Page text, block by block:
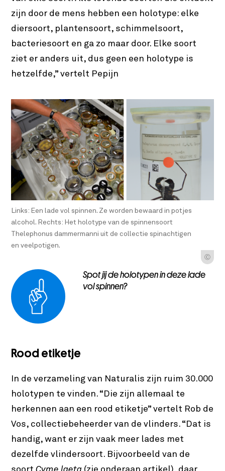
zijn door de mens hebben een holotype: elke
diersoort, plantensoort, schimmelsoort,
bacteriesoort en ga zo maar door. Elke soort
ziet er anders uit, dus geen een holotype is
hetzelfde,” vertelt Pepijn
Links: Een lade vol spinnen. Ze worden bewaard in potjes
alcohol. Rechts: Het holotype van de spinnensoort
Thelephonus dammermanni uit de collectie spinachtigen
en veelpotigen.
Ⓒ
Spot jij de holotypen in deze lade
vol spinnen?
Rood etiketje
In de verzameling van Naturalis zijn ruim 30.000
holotypen te vinden. “Die zijn allemaal te
herkennen aan een rood etiketje” vertelt Rob de
Vos, collectiebeheerder van de vlinders. “Dat is
handig, want er zijn vaak meer lades met
dezelfde vlindersoort. Bijvoorbeeld van de